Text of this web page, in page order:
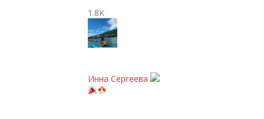
1.8K
Инна Сергеева